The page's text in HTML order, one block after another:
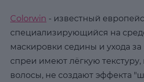
Colorwin - известный
специализирующийся на
маскировки седины и ухода
спреи имеют лёгкую
волосы, не создают эффекта